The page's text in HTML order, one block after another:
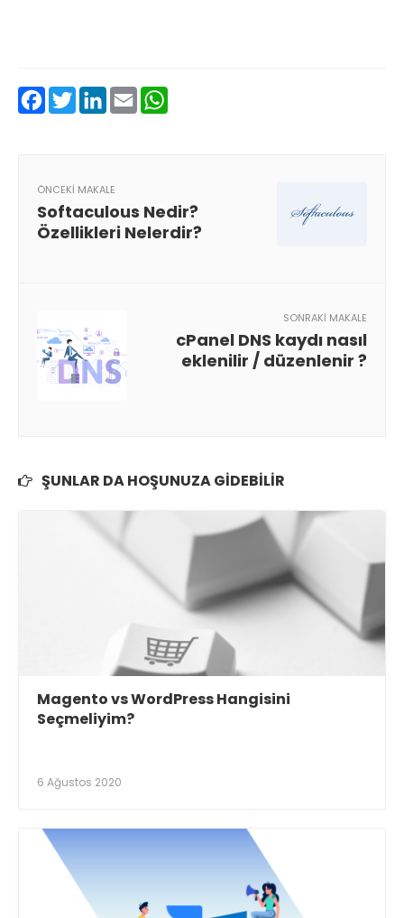
Facebook
Twitter
LinkedIn
Email
ÖNCEKI MAKALE
Softaculous Nedir?
Özellikleri Nelerdir?
SONRAKI MAKALE
cPanel DNS kaydı nasıl
eklenilir / düzenlenir ?
ŞUNLAR DA HOŞUNUZA GIDEBILIR
Magento vs WordPress Hangisini
Seçmeliyim?
6 Ağustos 2020